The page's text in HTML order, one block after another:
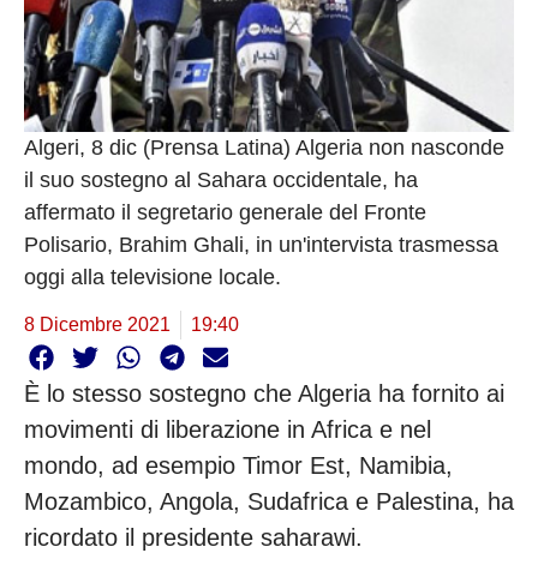
Algeri, 8 dic (Prensa Latina) Algeria non nasconde
il suo sostegno al Sahara occidentale, ha
affermato il segretario generale del Fronte
Polisario, Brahim Ghali, in un'intervista trasmessa
oggi alla televisione locale.
8 Dicembre 2021 19:40
È lo stesso sostegno che Algeria ha fornito ai
movimenti di liberazione in Africa e nel
mondo, ad esempio Timor Est, Namibia,
Mozambico, Angola, Sudafrica e Palestina, ha
ricordato il presidente saharawi.